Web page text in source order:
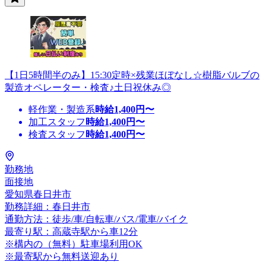
【1日5時間半のみ】15:30定時×残業ほぼなし☆樹脂バルブの
製造オペレーター・検査♪土日祝休み◎
軽作業・製造系時給1,400円〜
加工スタッフ 時給1,400円〜
検査スタッフ 時給1,400円〜
勤務地
面接地
愛知県春日井市
勤務詳細：春日井市
通勤方法：徒歩/車/自転車/バス/電車/バイク
最寄り駅：高蔵寺駅から車12分
※構内の（無料）駐車場利用OK
※最寄駅から無料送迎あり